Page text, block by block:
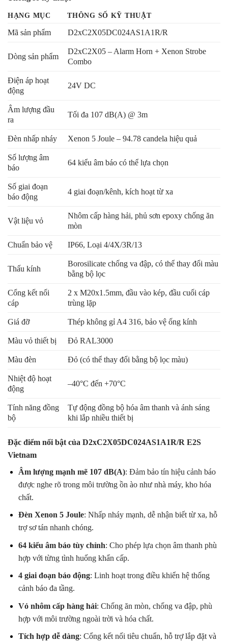
HẠNG MỤC THÔNG SỐ KỸ THUẬT
Mã sản phẩm D2xC2X05DC024AS1A1R/R
Dòng sản phẩm
D2xC2X05 – Alarm Horn + Xenon Strobe
Combo
Điện áp hoạt
động
24V DC
Âm lượng đầu
ra
Tối đa 107 dB(A) @ 3m
Đèn nhấp nháy Xenon 5 Joule – 94.78 candela hiệu quả
Số lượng âm
báo
64 kiểu âm báo có thể lựa chọn
Số giai đoạn
báo động
4 giai đoạn/kênh, kích hoạt từ xa
Vật liệu vỏ
Nhôm cấp hàng hải, phủ sơn epoxy chống ăn
mòn
Chuẩn bảo vệ IP66, Loại 4/4X/3R/13
Thấu kính
Borosilicate chống va đập, có thể thay đổi màu
bằng bộ lọc
Cổng kết nối
cáp
2 x M20x1.5mm, đầu vào kép, đầu cuối cáp
trùng lặp
Giá đỡ Thép không gỉ A4 316, bảo vệ ống kính
Màu vỏ thiết bị Đỏ RAL3000
Màu đèn Đỏ (có thể thay đổi bằng bộ lọc màu)
Nhiệt độ hoạt
động
–40°C đến +70°C
Tính năng đồng
bộ
Tự động đồng bộ hóa âm thanh và ánh sáng
khi lắp nhiều thiết bị
Đặc điểm nổi bật của D2xC2X05DC024AS1A1R/R E2S
Vietnam
Âm lượng mạnh mẽ 107 dB(A): Đảm bảo tín hiệu cảnh báo
được nghe rõ trong môi trường ồn ào như nhà máy, kho hóa
chất.
Đèn Xenon 5 Joule: Nhấp nháy mạnh, dễ nhận biết từ xa, hỗ
trợ sơ tán nhanh chóng.
64 kiểu âm báo tùy chỉnh: Cho phép lựa chọn âm thanh phù
hợp với từng tình huống khẩn cấp.
4 giai đoạn báo động: Linh hoạt trong điều khiển hệ thống
cảnh báo đa tầng.
Vỏ nhôm cấp hàng hải: Chống ăn mòn, chống va đập, phù
hợp với môi trường ngoài trời và hóa chất.
Tích hợp dễ dàng: Cổng kết nối tiêu chuẩn, hỗ trợ lắp đặt và